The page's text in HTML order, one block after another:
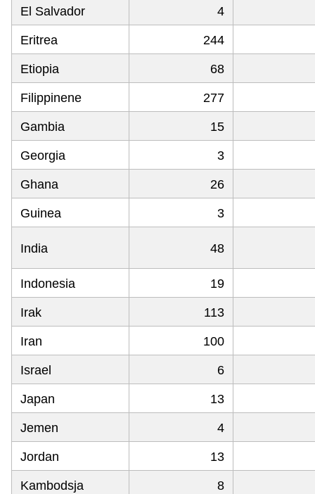
El Salvador 4
Eritrea 244
Etiopia 68
Filippinene 277
Gambia 15
Georgia 3
Ghana 26
Guinea 3
India 48
Indonesia 19
Irak 113
Iran 100
Israel 6
Japan 13
Jemen 4
Jordan 13
Kambodsja 8